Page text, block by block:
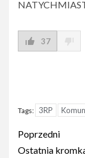
37
Tags: 3RP
Post
Poprzedni
Ostatnia